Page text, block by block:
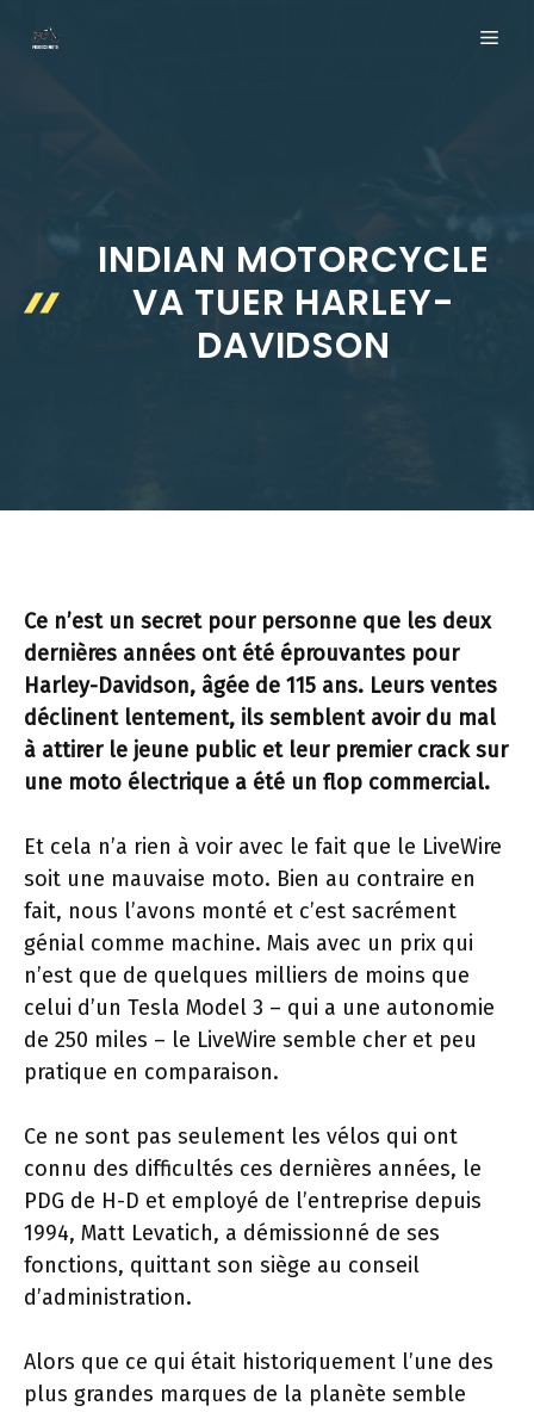
INDIAN MOTORCYCLE
VA TUER HARLEY-
DAVIDSON
Ce n’est un secret pour personne que les deux
dernières années ont été éprouvantes pour
Harley-Davidson, âgée de 115 ans. Leurs ventes
déclinent lentement, ils semblent avoir du mal
à attirer le jeune public et leur premier crack sur
une moto électrique a été un flop commercial.
Et cela n’a rien à voir avec le fait que le LiveWire
soit une mauvaise moto. Bien au contraire en
fait, nous l’avons monté et c’est sacrément
génial comme machine. Mais avec un prix qui
n’est que de quelques milliers de moins que
celui d’un Tesla Model 3 – qui a une autonomie
de 250 miles – le LiveWire semble cher et peu
pratique en comparaison.
Ce ne sont pas seulement les vélos qui ont
connu des difficultés ces dernières années, le
PDG de H-D et employé de l’entreprise depuis
1994, Matt Levatich, a démissionné de ses
fonctions, quittant son siège au conseil
d’administration.
Alors que ce qui était historiquement l’une des
plus grandes marques de la planète semble